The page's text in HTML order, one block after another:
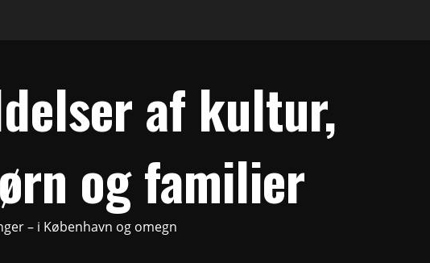
af kultur,
og familier
– i København og omegn